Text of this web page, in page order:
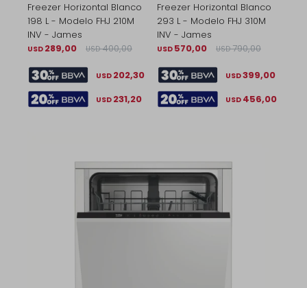
Freezer Horizontal Blanco
198 L - Modelo FHJ 210M
INV - James
USD 289,00 USD 400,00
USD 202,30
USD 231,20
Freezer Horizontal Blanco
293 L - Modelo FHJ 310M
INV - James
USD 570,00 USD 790,00
USD399,00
USD 456,00